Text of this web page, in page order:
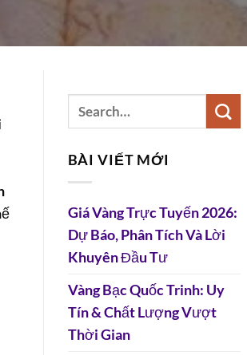
BÀI VIẾT MỚI
Giá Vàng Trực Tuyến 2026:
Dự Báo, Phân Tích Và Lời
Khuyên Đầu Tư
Vàng Bạc Quốc Trinh: Uy
Tín & Chất Lượng Vượt
Thời Gian